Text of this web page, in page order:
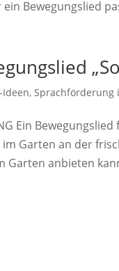
Bewegungslied
Ideen,Sprachförderung
Ein
Garten an der
Garten anbieten